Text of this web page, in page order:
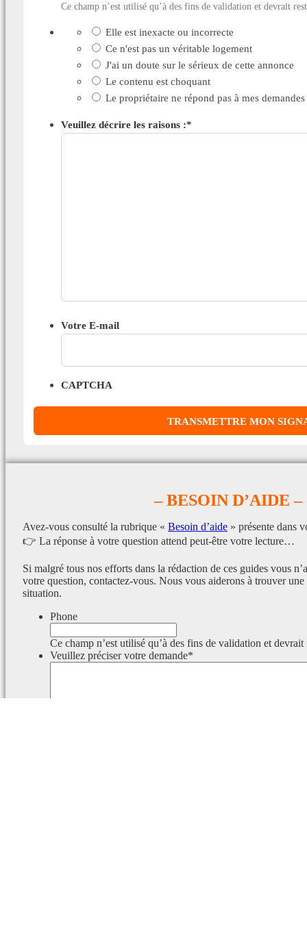
Ce champ n’est utilisé qu’à des fins de validation et devrait
Elle est inexacte ou incorrecte
Ce n'est pas un véritable logement
J'ai un doute sur le sérieux de cette annonce
Le contenu est choquant
Le propriétaire ne répond pas à mes demandes
Veuillez décrire les raisons :*
Votre E-mail
CAPTCHA
– BESOIN D’AIDE –
Avez-vous consulté la rubrique « Besoin d’aide » présente dans
👉 La réponse à votre question attend peut-être votre lecture…
Si malgré tous nos efforts dans la rédaction de ces guides vous
votre question, contactez-vous. Nous vous aiderons à trouver
situation.
Phone
Ce champ n’est utilisé qu’à des fins de validation et devrait
Veuillez préciser votre demande*